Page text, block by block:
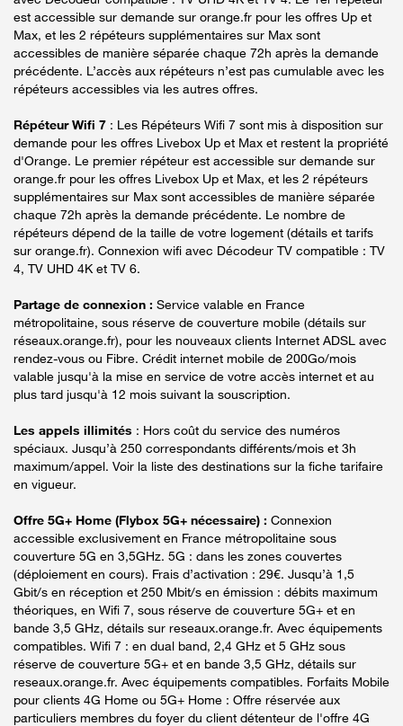
est accessible sur demande sur orange.fr pour les offres Up et
Max, et les 2 répéteurs supplémentaires sur Max sont
accessibles de manière séparée chaque 72h après la demande
précédente. L’accès aux répéteurs n’est pas cumulable avec les
répéteurs accessibles via les autres offres.
Répéteur Wifi 7 : Les Répéteurs Wifi 7 sont mis à disposition sur
demande pour les offres Livebox Up et Max et restent la propriété
d'Orange. Le premier répéteur est accessible sur demande sur
orange.fr pour les offres Livebox Up et Max, et les 2 répéteurs
supplémentaires sur Max sont accessibles de manière séparée
chaque 72h après la demande précédente. Le nombre de
répéteurs dépend de la taille de votre logement (détails et tarifs
sur orange.fr). Connexion wifi avec Décodeur TV compatible : TV
4, TV UHD 4K et TV 6.
Partage de connexion : Service valable en France
métropolitaine, sous réserve de couverture mobile (détails sur
réseaux.orange.fr), pour les nouveaux clients Internet ADSL avec
rendez-vous ou Fibre. Crédit internet mobile de 200Go/mois
valable jusqu'à la mise en service de votre accès internet et au
plus tard jusqu'à 12 mois suivant la souscription.
Les appels illimités : Hors coût du service des numéros
spéciaux. Jusqu’à 250 correspondants différents/mois et 3h
maximum/appel. Voir la liste des destinations sur la fiche tarifaire
en vigueur.
Offre 5G+ Home (Flybox 5G+ nécessaire) : Connexion
accessible exclusivement en France métropolitaine sous
couverture 5G en 3,5GHz. 5G : dans les zones couvertes
(déploiement en cours). Frais d’activation : 29€. Jusqu’à 1,5
Gbit/s en réception et 250 Mbit/s en émission : débits maximum
théoriques, en Wifi 7, sous réserve de couverture 5G+ et en
bande 3,5 GHz, détails sur reseaux.orange.fr. Avec équipements
compatibles. Wifi 7 : en dual band, 2,4 GHz et 5 GHz sous
réserve de couverture 5G+ et en bande 3,5 GHz, détails sur
reseaux.orange.fr. Avec équipements compatibles. Forfaits Mobile
pour clients 4G Home ou 5G+ Home : Offre réservée aux
particuliers membres du foyer du client détenteur de l'offre 4G